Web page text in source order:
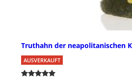
Truthahn der neapolitanischen
AUSVERKAUFT